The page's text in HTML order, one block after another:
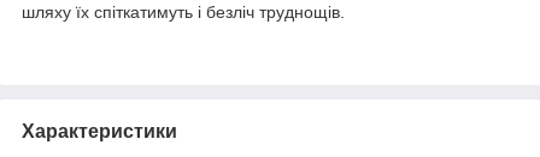
шляху їх спіткатимуть і безліч труднощів.
Характеристики